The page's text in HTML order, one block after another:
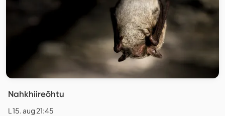
Nahkhiireõhtu
L 15. aug 21:45